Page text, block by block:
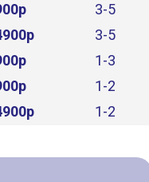
3-5
3-5
1-3
1-2
1-2